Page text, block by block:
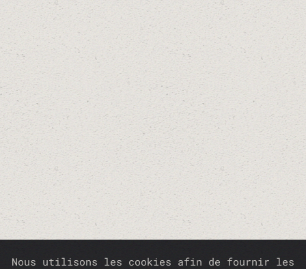
Nous utilisons les cookies afin de fournir les